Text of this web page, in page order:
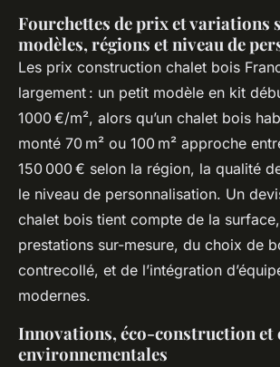
Fourchettes de prix et variations
modèles, régions et niveau de
Les prix construction chalet bois
largement : un petit modèle en kit
1000 €/m², alors qu’un chalet bois
monté 70 m² ou 100 m² approche
150 000 € selon la région, la qualité
le niveau de personnalisation. Un
chalet bois tient compte de la
prestations sur-mesure, du choix de
contrecollé, et de l’intégration
modernes.
Innovations, éco-construction
environnementales